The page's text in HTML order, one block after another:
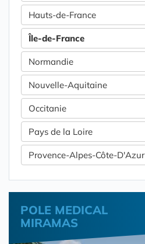
Hauts-de-France
Île-de-France
Normandie
Nouvelle-Aquitaine
Occitanie
Pays de la Loire
Provence-Alpes-Côte-D'Azur
POLE MEDICAL
MIRAMAS